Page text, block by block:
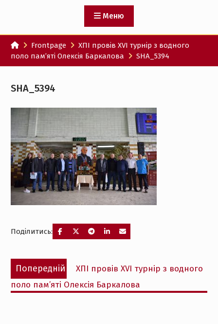
участю ХПІ обговорили
перспективи українсько-
іспанського
технологічного
партнерства
Меню
Frontpage
ХПІ провів XVI турнір з водного
поло пам’яті Олексія Баркалова
SHA_5394
SHA_5394
Поділитись:
Навігація
записів
Попередній
Попередній
запис:
ХПІ провів XVI турнір з водного
поло пам’яті Олексія Баркалова